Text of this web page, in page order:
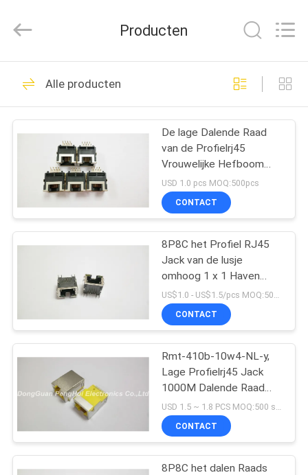
HUIS
PRODUCTEN
ONGEVEER
FABRIEKSREIS
KWALITEITSCONTROLE
CONTACTEER
ONS
SITEMAP
Reserved.
rj45 modulaire Jack
82
De Hefboom van
RJ45 Ethernet
34
Magnetische RJ45-
Hefboom
Producten
Alle producten
De lage Dalende Raad
van de Profielrj45
Vrouwelijke Hefboom
8P8C, HF-Beschermd
Product
USD 1.0 pcs MOQ:500pcs
CONTACT
8P8C het Profiel RJ45
Jack van de lusje
omhoog 1 x 1 Haven
Lage met Beschermd en
LEIDEN Y/G
CONTACT
Rmt-410b-10w4-NL-y,
Lage Profielrj45 Jack
1000M Dalende Raad
SMT met Beschermde
Geel
CONTACT
8P8C het dalen Raads